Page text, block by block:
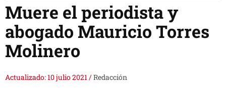
Muere el periodista y
abogado Mauricio Torres
Molinero
Actualizado: 10 julio 2021/Redacción